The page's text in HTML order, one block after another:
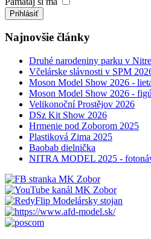
Prihlásiť
Najnovšie články
Druhé narodeniny parku v Nitre
Včelárske slávnosti v SPM
Moson Model Show 2026 -
Moson Model Show 2026 -
Velikonoční Prostějov 2026
DSz Kit Show 2026
Hrmenie pod Zoborom 2025
Plastiková Zima 2025
Baobab dielnička
NITRA MODEL 2025 -